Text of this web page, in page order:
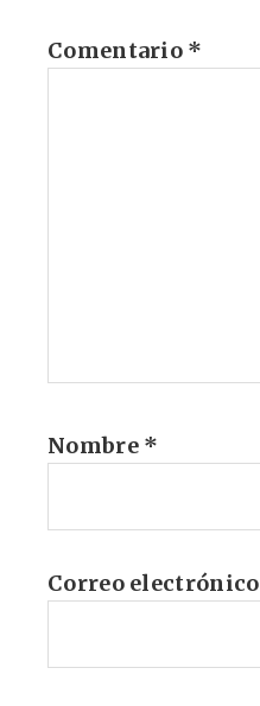
Comentario *
Nombre *
Correo electrónico